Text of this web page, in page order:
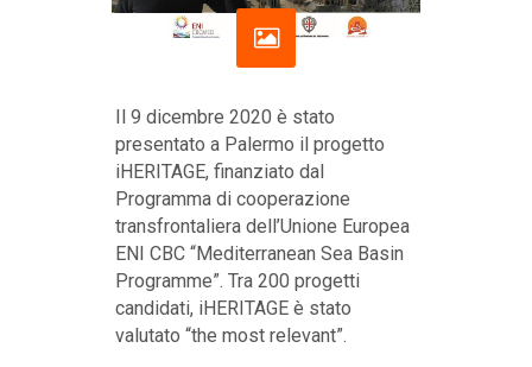
Il 9 dicembre 2020 è stato
presentato a Palermo il progetto
iHERITAGE, finanziato dal
Programma di cooperazione
transfrontaliera dell’Unione Europea
ENI CBC “Mediterranean Sea Basin
Programme”. Tra 200 progetti
candidati, iHERITAGE è stato
valutato “the most relevant”.